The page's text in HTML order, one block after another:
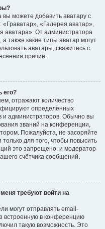
можете добавить аватару с
«Галерея аватар»,
аватара». От администратора
также какие типы аватар могут
аватары, свяжитесь с
причин.
его?
отражают количество
определённых
и администраторов. Обычно вы
званий на конференции,
Пожалуйста, не засоряйте
для того, чтобы повысить
это запрещено, и модератор
счётчика сообщений.
требуют войти на
могут отправлять email-
встроенную в конференцию
такую возможность. Это